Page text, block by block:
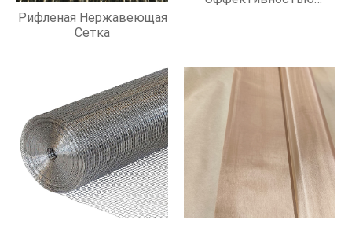
Рифленая Нержавеющая
Сетка